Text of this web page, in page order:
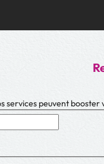
services peuvent